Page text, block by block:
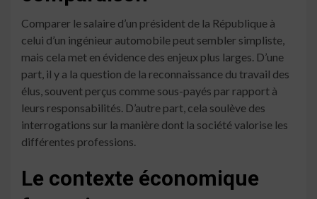
Comparer le salaire d’un président de la République à
celui d’un ingénieur automobile peut sembler simpliste,
mais cela met en évidence des enjeux plus larges. D’une
part, il y a la question de la reconnaissance du travail des
élus, souvent perçus comme sous-payés par rapport à
leurs responsabilités. D’autre part, cela soulève des
interrogations sur la manière dont la société valorise les
différentes professions.
Le contexte économique